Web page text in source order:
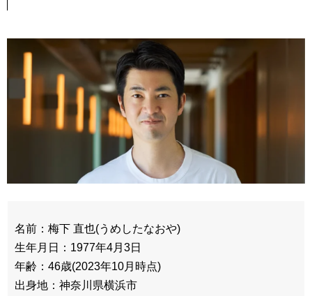
名前：梅下 直也(うめしたなおや)
生年月日：1977年4月3日
年齢：46歳(2023年10月時点)
出身地：神奈川県横浜市